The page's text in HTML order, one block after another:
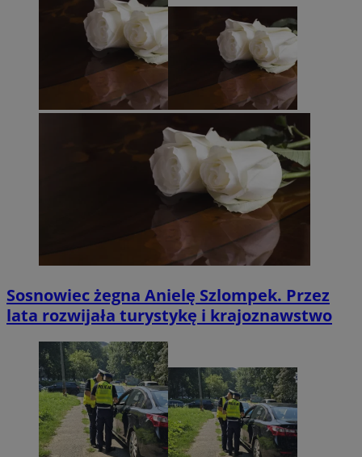
Sosnowiec żegna Anielę Szlompek. Przez
lata rozwijała turystykę i krajoznawstwo